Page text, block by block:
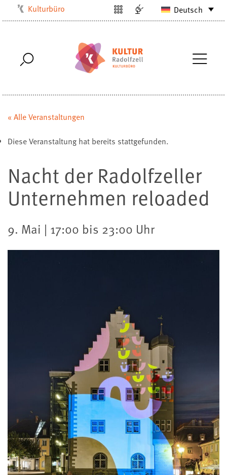
Kulturbüro
Stadtarchiv
Stadtbibliothek
Villa Bosch
Deutsch
« Alle Veranstaltungen
Diese Veranstaltung hat bereits stattgefunden.
Nacht der Radolfzeller
Unternehmen reloaded
9. Mai | 17:00 bis 23:00 Uhr